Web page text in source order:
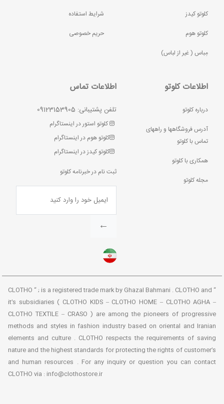
کلوتو کیدز
کلوتو هوم
مِباس ( غير از لباس)
شرایط استفاده
حریم خصوصی
اطلاعات کلوتو
درباره کلوتو
آدرس فروشگاهها و راههای
تماس با کلوتو
همکاری با کلوتو
مجله کلوتو
اطلاعات تماس
تلفن پشتیبانی: 09123153905
کلوتو استور در اینستاگرام
کلوتو هوم در اینستاگرام
کلوتو کیدز در اینستاگرام
ثبت نام در خبرنامه کلوتو
←
“ CLOTHO “ ; is a registered trade mark by Ghazal Bahmani . CLOTHO and
it’s subsidiaries ( CLOTHO KIDS – CLOTHO HOME – CLOTHO AGHA –
CLOTHO TEXTILE – CRASO ) are among the pioneers of progressive
methods and styles in fashion industry based on oriental and Iranian
elements and culture . CLOTHO respects the requirements of saving
nature and the highest standards for protecting the rights of customer’s
and human resources . For any inquiry or question you can contact
CLOTHO via : info@clothostore.ir